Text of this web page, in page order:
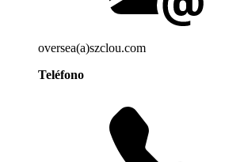
oversea(a)szclou.com
Teléfono